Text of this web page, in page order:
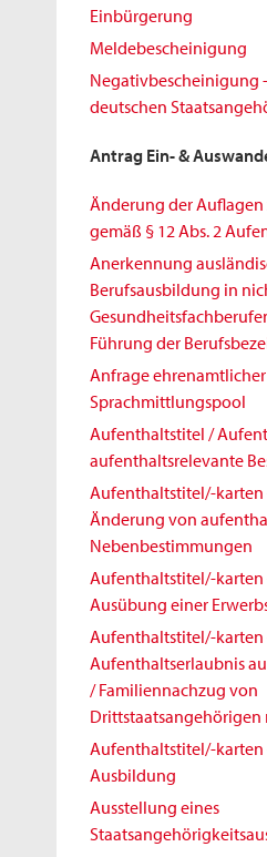
Einbürgerung
Meldebescheinigung
Negativbescheinigung
deutschen
Antrag Ein- &
Änderung der Auflagen
gemäß § 12 Abs. 2
Anerkennung
Berufsausbildung in
Führung der
Anfrage
Sprachmittlungspool
Aufenthaltstitel /
aufenthaltsrelevante
Aufenthaltstitel/-karten
Änderung von
Nebenbestimmungen
Aufenthaltstitel/-karten
Ausübung einer
Aufenthaltstitel/-karten
Aufenthaltserlaubnis
/ Familiennachzug von
Drittstaatsangehörigen
Aufenthaltstitel/-karten
Ausbildung
Ausstellung eines